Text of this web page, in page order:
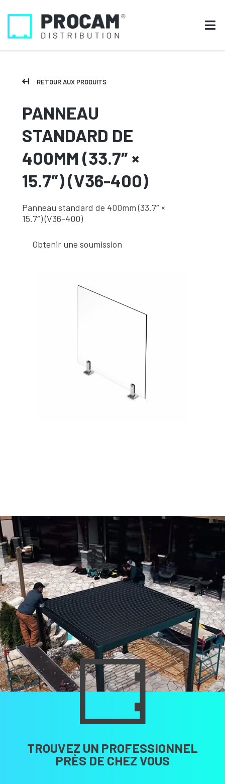
RETOUR AUX PRODUITS
PANNEAU
STANDARD DE
400MM (33.7″ ×
15.7″) (V36-400)
Panneau standard de 400mm (33.7″ ×
15.7″) (V36-400)
Obtenir une soumission
TROUVEZ UN PROFESSIONNEL
PRÈS DE CHEZ VOUS